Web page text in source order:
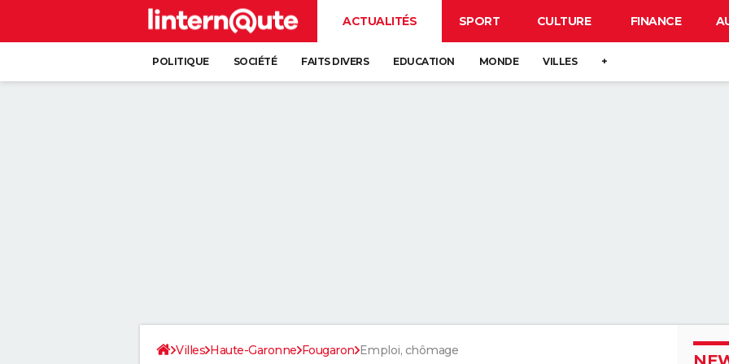
ACTUALITÉS SPORT CULTURE FINANCE
POLITIQUE SOCIÉTÉ FAITS DIVERS EDUCATION MONDE VILLES +
Villes Haute-Garonne Fougaron Emploi, chômage